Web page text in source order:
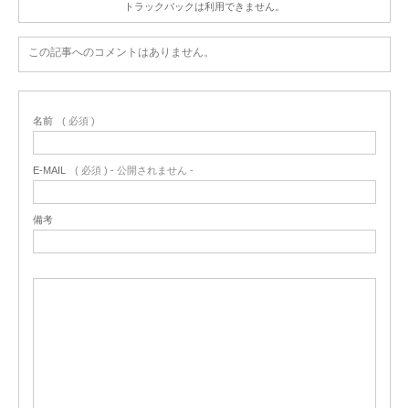
トラックバックは利用できません。
この記事へのコメントはありません。
名前 ( 必須 )
E-MAIL ( 必須 ) - 公開されません -
備考